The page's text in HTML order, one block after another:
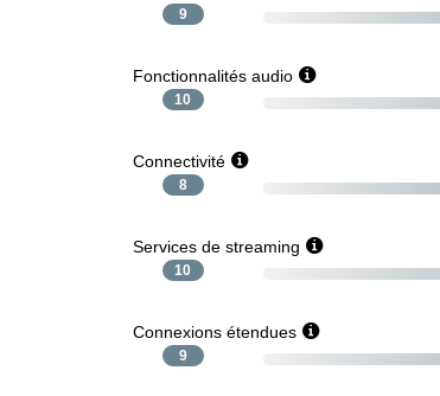
9
Fonctionnalités audio
10
Connectivité
8
Services de streaming
10
Connexions étendues
9